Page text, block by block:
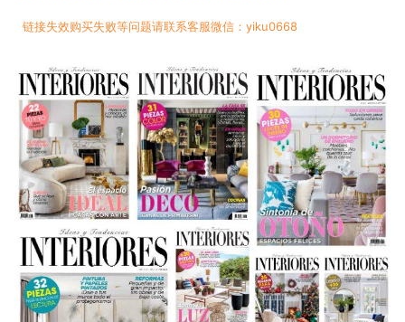
链接失效购买失败等问题请联系客服微信：yiku0668